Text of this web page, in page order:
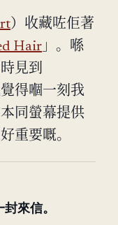
）收藏咗佢著
Hair 」。喺
見到
得嗰一刻我
同螢幕提供
重要嘅。
來信。